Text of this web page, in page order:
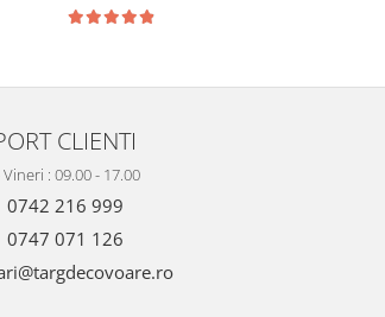
CLIENTI
: 09.00 - 17.00
0742 216 999
0747 071 126